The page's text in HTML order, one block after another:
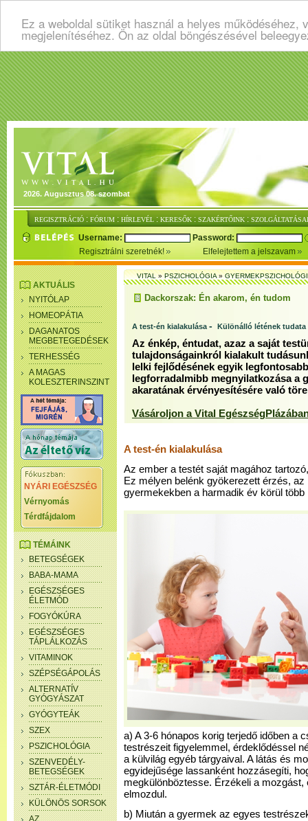
Ez a weboldal sütiket használ a helyes
megjelenítéséhez. Ön az oldal böngészésével
2026. Augusztus 08. szombat
REGISZTRÁCIÓ : FÓRUM : HÍRLEVÉL : KERESŐK : SZAKÉRTŐINK :
Username:
Password:
Regisztrálni szeretnék!
Elfelejtettem a jelszavam
AKTUÁLIS
NYITÓLAP
HOMEOPÁTIA
DAGANATOS
MEGBETEGEDÉSEK
TERHESSÉG
A MAGAS
KOLESZTERINSZINT
NYÁRI EGÉSZSÉG
Vérnyomás
Térdfájdalom
TÉMÁINK
BETEGSÉGEK
BABA-MAMA
EGÉSZSÉGES
ÉLETMÓD
FOGYÓKÚRA
EGÉSZSÉGES
TÁPLÁLKOZÁS
VITAMINOK
SZÉPSÉGÁPOLÁS
ALTERNATÍV
GYÓGYÁSZAT
GYÓGYTEÁK
SZEX
PSZICHOLÓGIA
SZENVEDÉLY-
BETEGSÉGEK
SZTÁR-ÉLETMÓDI
KÜLÖNÖS SORSOK
AZ
VITAL»PSZICHOLÓGIA»
Dackorszak: Én akarom, én tudom
A test-én kialakulása - Különálló létének tudata
Az énkép, éntudat, azaz a saját
tulajdonságainkról kialakult
lelki fejlődésének egyik
legforradalmibb megnyilatkozása a
akaratának érvényesítésére való
Vásároljon a Vital
A test-én kialakulása
Az ember a testét saját magához
Ez mélyen belénk gyökerezett érzés,
gyermekekben a harmadik év körül
a) A 3-6 hónapos korig terjedő időben a
testrészeit figyelemmel, érdeklődéssel
a külvilág egyéb tárgyaival. A látás és
egyidejűsége lassanként hozzásegíti,
megkülönböztesse. Érzékeli a mozgást,
elmozdul.
b) Miután a gyermek az egyes